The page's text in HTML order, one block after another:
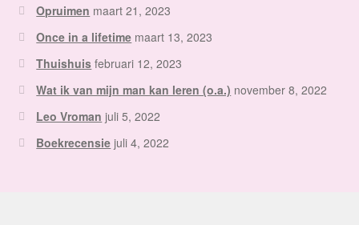
Opruimen maart 21, 2023
Once in a lifetime maart 13, 2023
Thuishuis februari 12, 2023
Wat ik van mijn man kan leren (o.a.) november 8, 2022
Leo Vroman juli 5, 2022
Boekrecensie juli 4, 2022